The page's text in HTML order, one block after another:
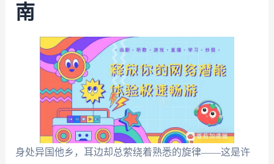
南
身处异国他乡，耳边却总萦绕着熟悉的旋律——这是许